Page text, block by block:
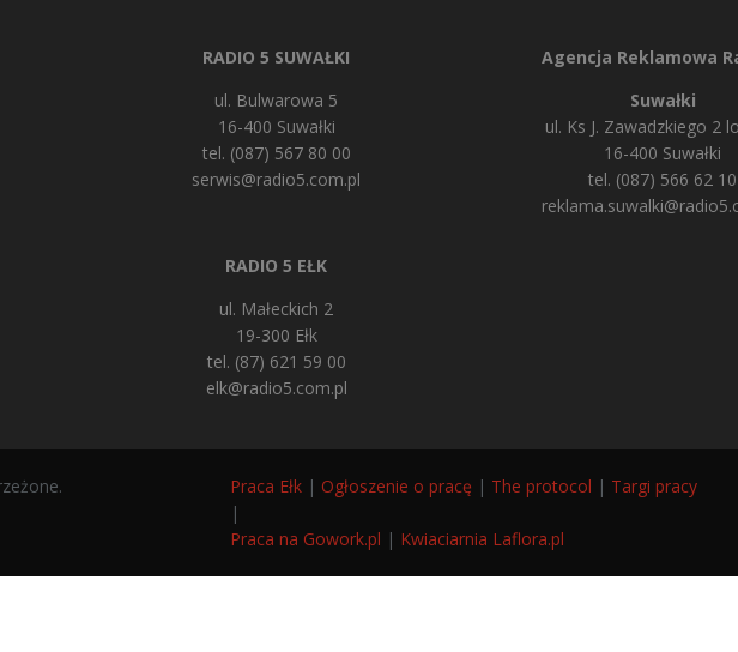
RADIO 5 SUWAŁKI
ul. Bulwarowa 5
16-400 Suwałki
tel. (087) 567 80 00
serwis@radio5.com.pl
RADIO 5 EŁK
ul. Małeckich 2
19-300 Ełk
tel. (87) 621 59 00
elk@radio5.com.pl
Agencja Reklamowa
Suwałki
ul. Ks J. Zawadzkiego 2
16-400 Suwałki
tel. (087) 566 62 10
Praca Ełk | Ogłoszenie o pracę | The protocol | Targi pracy
|
Praca na Gowork.pl | Kwiaciarnia Laflora.pl